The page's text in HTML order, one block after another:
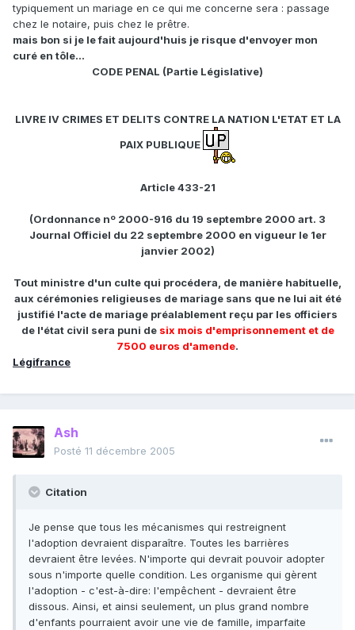
typiquement un mariage en ce qui me concerne sera : passage
chez le notaire, puis chez le prêtre.
mais bon si je le fait aujourd'huis je risque d'envoyer mon
curé en tôle…
CODE PENAL (Partie Législative)
LIVRE IV CRIMES ET DELITS CONTRE LA NATION L'ETAT ET LA
PAIX PUBLIQUE
Article 433-21
(Ordonnance nº 2000-916 du 19 septembre 2000 art. 3
Journal Officiel du 22 septembre 2000 en vigueur le 1er
janvier 2002)
Tout ministre d'un culte qui procédera, de manière habituelle,
aux cérémonies religieuses de mariage sans que ne lui ait été
justifié l'acte de mariage préalablement reçu par les officiers
de l'état civil sera puni de six mois d'emprisonnement et de
7500 euros d'amende.
Légifrance
Ash
Posté 11 décembre 2005
Citation
Je pense que tous les mécanismes qui restreignent
l'adoption devraient disparaître. Toutes les barrières
devraient être levées. N'importe qui devrait pouvoir adopter
sous n'importe quelle condition. Les organisme qui gèrent
l'adoption - c'est-à-dire: l'empêchent - devraient être
dissous. Ainsi, et ainsi seulement, un plus grand nombre
d'enfants pourraient avoir une vie de famille, imparfaite